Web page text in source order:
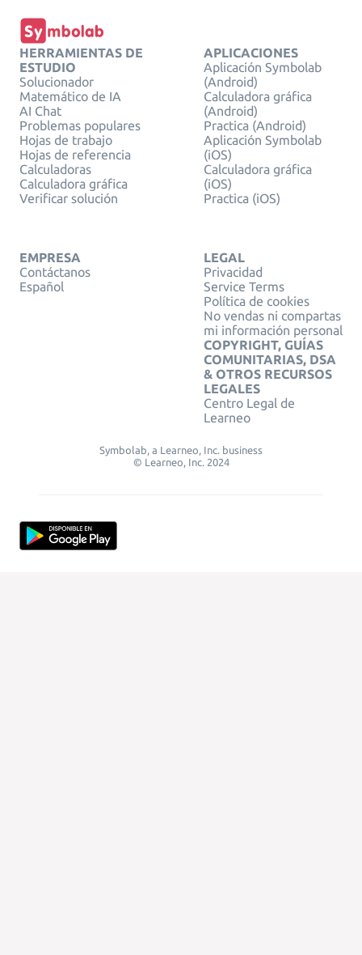
HERRAMIENTAS DE
ESTUDIO
Solucionador
Matemático de IA
AI Chat
Problemas populares
Hojas de trabajo
Hojas de referencia
Calculadoras
Calculadora gráfica
Verificar solución
APLICACIONES
Aplicación Symbolab
(Android)
Calculadora gráfica
(Android)
Practica (Android)
Aplicación Symbolab
(iOS)
Calculadora gráfica
(iOS)
Practica (iOS)
EMPRESA
Contáctanos
Español
LEGAL
Privacidad
Service Terms
Política de cookies
No vendas ni compartas
mi información personal
COPYRIGHT, GUÍAS
COMUNITARIAS, DSA
& OTROS RECURSOS
LEGALES
Centro Legal de
Learneo
Symbolab, a Learneo, Inc. business
© Learneo, Inc. 2024